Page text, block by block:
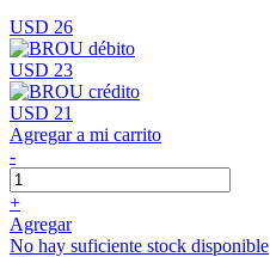
USD 26
USD 23
USD 21
Agregar a mi carrito
-
+
Agregar
No hay suficiente stock disponible